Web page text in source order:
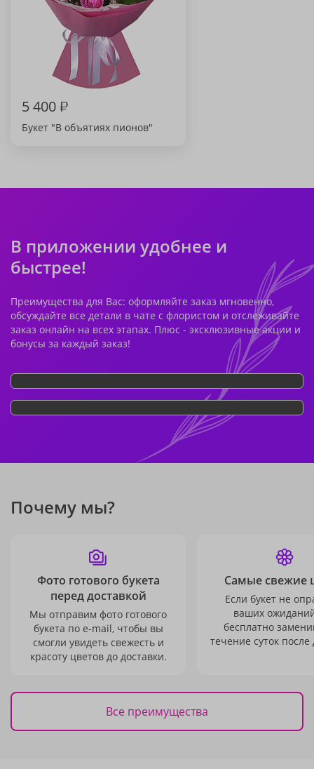
5 400₽
Букет "В объятиях пионов"
В приложении удобнее и
быстрее!
Преимущества для Вас: оформляйте заказ мгновенно,
обсуждайте все детали в чате с флористом и отслеживайте
заказ онлайн на всех этапах. Плюс - эксклюзивные акции и
бонусы за каждый заказ!
Почему мы?
Фото готового букета
перед доставкой
Мы отправим фото готового
букета по e-mail, чтобы вы
смогли увидеть свежесть и
красоту цветов до доставки.
Самые свежие
Если букет не
ваших
бесплатно
течение суток после
Все преимущества